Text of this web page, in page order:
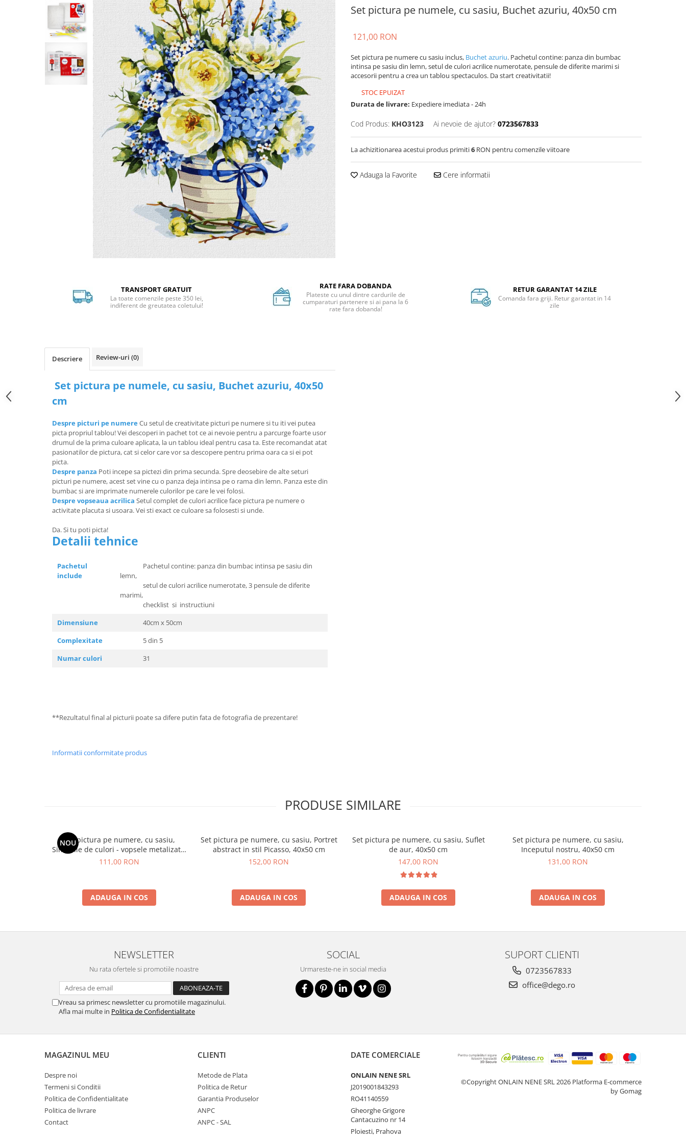
Set pictura pe numele, cu sasiu, Buchet azuriu, 40x50 cm
Facebook
121,00 RON
Set pictura pe numere cu sasiu inclus, Buchet azuriu. Pachetul contine: panza din bumbac
intinsa pe sasiu din lemn, setul de culori acrilice numerotate, pensule de diferite marimi si
accesorii pentru a crea un tablou spectaculos. Da start creativitatii!
STOC EPUIZAT
Durata de livrare: Expediere imediata - 24h
Cod Produs: КНО3123 Ai nevoie de ajutor? 0723567833
La achizitionarea acestui produs primiti6 RON pentru comenzile viitoare
Adauga la Favorite Cere informatii
TRANSPORT GRATUIT
La toate comenzile peste 350 lei,
indiferent de greutatea coletului!
RATE FARA DOBANDA
Plateste cu unul dintre cardurile de
cumparaturi partenere si ai pana la 6
rate fara dobanda!
RETUR GARANTAT 14 ZILE
Comanda fara griji. Retur garantat in 14
zile
Descriere Review-uri (0)
Set pictura pe numele, cu sasiu, Buchet azuriu, 40x50
cm
Despre picturi pe numereCu setul de creativitate picturi pe numere si tu iti vei putea
picta propriul tablou! Vei descoperi in pachet tot ce ai nevoie pentru a parcurge foarte usor
drumul de la prima culoare aplicata, la un tablou ideal pentru casa ta. Este recomandat atat
pasionatilor de pictura, cat si celor care vor sa descopere pentru prima oara ca si ei pot
picta.
Despre panza Poti incepe sa pictezi din prima secunda. Spre deosebire de alte seturi
picturi pe numere, acest set vine cu o panza deja intinsa pe o rama din lemn. Panza este din
bumbac si are imprimate numerele culorilor pe care le vei folosi.
Despre vopseaua acrilica Setul complet de culori acrilice face pictura pe numere o
activitate placuta si usoara. Vei sti exact ce culoare sa folosesti si unde.
Da. Si tu poti picta!
Detalii tehnice
Pachetul
include
Pachetul contine: panza din bumbac intinsa pe sasiu din
lemn,
setul de culori acrilice numerotate, 3 pensule de diferite
marimi,
checklist si instructiuni
Dimensiune
40cm x 50cm
Complexitate
5 din 5
Numar culori
31
**Rezultatul final al picturii poate sa difere putin fata de fotografia de prezentare!
Informatii conformitate produs
PRODUSE SIMILARE
NOU
Set pictura pe numere, cu sasiu,
Simfonie de culori - vopsele metalizate,
40x50 cm
111,00 RON
ADAUGA IN COS
Set pictura pe numere, cu sasiu, Portret
abstract in stil Picasso, 40x50 cm
152,00 RON
ADAUGA IN COS
Set pictura pe numere, cu sasiu, Suflet
de aur, 40x50 cm
147,00 RON
ADAUGA IN COS
Set pictura pe numere, cu sasiu,
Inceputul nostru, 40x50 cm
131,00 RON
ADAUGA IN COS
NEWSLETTER
Nu rata ofertele si promotiile noastre
Vreau sa primesc newsletter cu promotiile magazinului.
Afla mai multe in Politica de Confidentialitate
SOCIAL
Urmareste-ne in social media
SUPORT CLIENTI
0723567833
office@dego.ro
MAGAZINUL MEU
Despre noi
Termeni si Conditii
Politica de Confidentialitate
Politica de livrare
Contact
CLIENTI
Metode de Plata
Politica de Retur
Garantia Produselor
ANPC
ANPC - SAL
DATE COMERCIALE
ONLAIN NENE SRL
J2019001843293
RO41140559
Gheorghe Grigore
Cantacuzino nr 14
Ploiesti, Prahova
©Copyright ONLAIN NENE SRL 2026 Platforma E-commerce
by Gomag